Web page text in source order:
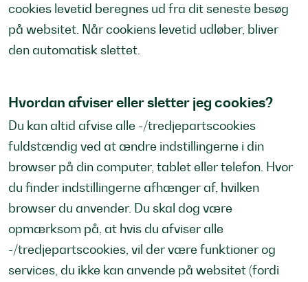
cookies levetid beregnes ud fra dit seneste besøg
på websitet. Når cookiens levetid udløber, bliver
den automatisk slettet.
Hvordan afviser eller sletter jeg cookies?
Du kan altid afvise alle -/tredjepartscookies
fuldstændig ved at ændre indstillingerne i din
browser på din computer, tablet eller telefon. Hvor
du finder indstillingerne afhænger af, hvilken
browser du anvender. Du skal dog være
opmærksom på, at hvis du afviser alle
-/tredjepartscookies, vil der være funktioner og
services, du ikke kan anvende på websitet (fordi